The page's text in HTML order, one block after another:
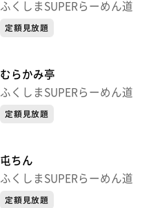
ふくしまSUPERらーめん道
定額見放題
むらかみ亭
ふくしまSUPERらーめん道
定額見放題
屯ちん
ふくしまSUPERらーめん道
定額見放題